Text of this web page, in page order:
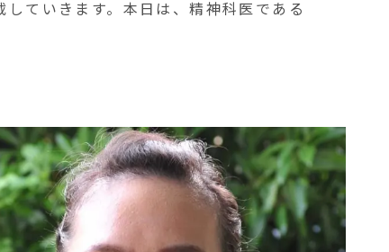
ていきます。本日は、精神科医である